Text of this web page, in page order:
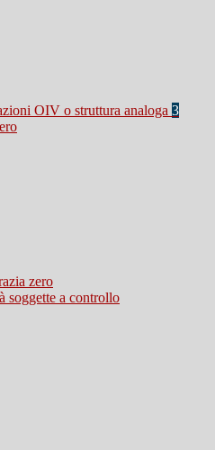
OIV o struttura analoga 3
zero
soggette a controllo